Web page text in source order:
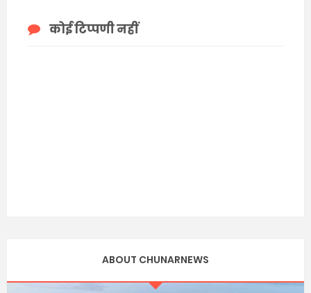
कोई टिप्पणी नहीं
ABOUT CHUNARNEWS